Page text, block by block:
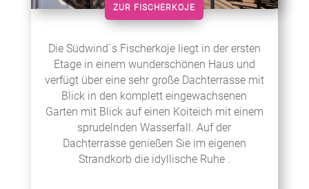
ZUR FISCHERKOJE
Die Südwind´s Fischerkoje liegt in der ersten
Etage in einem wunderschönen Haus und
verfügt über eine sehr große Dachterrasse mit
Blick in den komplett eingewachsenen
Garten mit Blick auf einen Koiteich mit einem
sprudelnden Wasserfall. Auf der
Dachterrasse genießen Sie im eigenen
Strandkorb die idyllische Ruhe .